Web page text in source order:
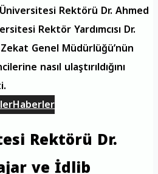
Rektörü Dr. Ahmed
Rektör Yardımcısı Dr.
Genel Müdürlüğü’nün
nasıl ulaştırıldığını
Haberler
Rektörü Dr.
ve İdlib